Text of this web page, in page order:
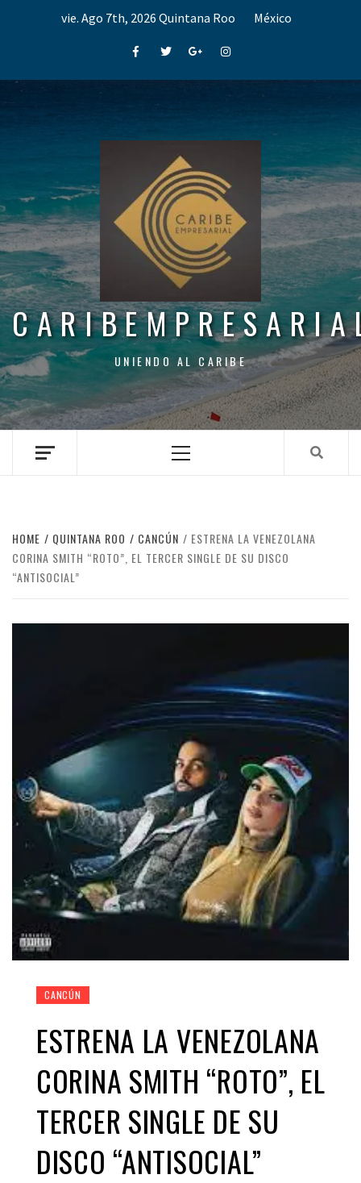
vie. Ago 7th, 2026 Quintana Roo México
FacebookTwitterGoogle+Instagram
UNIENDO AL CARIBE
Menu
HOME QUINTANA ROO CANCÚN
ESTRENA LA VENEZOLANA
CORINA SMITH “ROTO”, EL TERCER SINGLE DE SU DISCO
“ANTISOCIAL”
CANCÚN
ESTRENA LA VENEZOLANA
CORINA SMITH “ROTO”, EL
TERCER SINGLE DE SU
DISCO “ANTISOCIAL”